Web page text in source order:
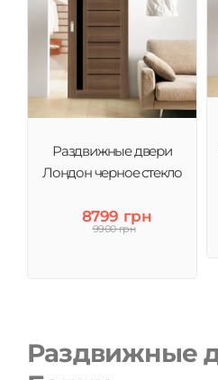
Раздвижные двери
Лондон черное стекло
8799 грн
9900 грн
Раздвижные